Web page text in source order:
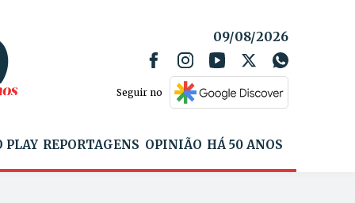
09/08/2026
Seguir no
PLAY REPORTAGENS OPINIÃO HÁ 50 ANOS